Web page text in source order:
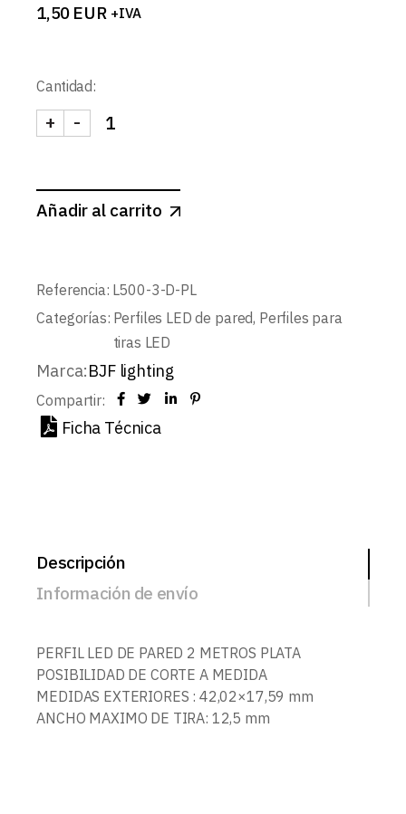
1,50 EUR +IVA
Cantidad:
TAPA DERECHA PERFIL L500 PLATA cantidad
-
+
Añadir al carrito
Referencia: L500-3-D-PL
Categorías: Perfiles LED de pared, Perfiles para
tiras LED
Marca:BJF lighting
Compartir:
Ficha Técnica
Descripción
Información de envío
PERFIL LED DE PARED 2 METROS PLATA
POSIBILIDAD DE CORTE A MEDIDA
MEDIDAS EXTERIORES : 42,02×17,59 mm
ANCHO MAXIMO DE TIRA: 12,5 mm